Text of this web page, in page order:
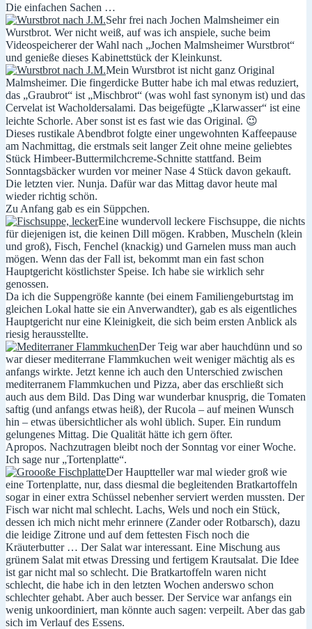
Die einfachen Sachen …
Sehr frei nach Jochen Malmsheimer ein
Wurstbrot. Wer nicht weiß, auf was ich anspiele, suche beim
Videospeicherer der Wahl nach „Jochen Malmsheimer Wurstbrot“
und genieße dieses Kabinettstück der Kleinkunst.
Mein Wurstbrot ist nicht ganz Original
Malmsheimer. Die fingerdicke Butter habe ich mal etwas reduziert,
das „Graubrot“ ist „Mischbrot“ (was wohl fast synonym ist) und das
Cervelat ist Wacholdersalami. Das beigefügte „Klarwasser“ ist eine
leichte Schorle. Aber sonst ist es fast wie das Original. 😉
Dieses rustikale Abendbrot folgte einer ungewohnten Kaffeepause
am Nachmittag, die erstmals seit langer Zeit ohne meine geliebtes
Stück Himbeer-Buttermilchcreme-Schnitte stattfand. Beim
Sonntagsbäcker wurden vor meiner Nase 4 Stück davon gekauft.
Die letzten vier. Nunja. Dafür war das Mittag davor heute mal
wieder richtig schön.
Zu Anfang gab es ein Süppchen.
Eine wundervoll leckere Fischsuppe, die nichts
für diejenigen ist, die keinen Dill mögen. Krabben, Muscheln (klein
und groß), Fisch, Fenchel (knackig) und Garnelen muss man auch
mögen. Wenn das der Fall ist, bekommt man ein fast schon
Hauptgericht köstlichster Speise. Ich habe sie wirklich sehr
genossen.
Da ich die Suppengröße kannte (bei einem Familiengeburtstag im
gleichen Lokal hatte sie ein Anverwandter), gab es als eigentliches
Hauptgericht nur eine Kleinigkeit, die sich beim ersten Anblick als
riesig herausstellte.
Der Teig war aber hauchdünn und so
war dieser mediterrane Flammkuchen weit weniger mächtig als es
anfangs wirkte. Jetzt kenne ich auch den Unterschied zwischen
mediterranem Flammkuchen und Pizza, aber das erschließt sich
auch aus dem Bild. Das Ding war wunderbar knusprig, die Tomaten
saftig (und anfangs etwas heiß), der Rucola – auf meinen Wunsch
hin – etwas übersichtlicher als wohl üblich. Super. Ein rundum
gelungenes Mittag. Die Qualität hätte ich gern öfter.
Apropos. Nachzutragen bleibt noch der Sonntag vor einer Woche.
Ich sage nur „Tortenplatte“.
Der Hauptteller war mal wieder groß wie
eine Tortenplatte, nur, dass diesmal die begleitenden Bratkartoffeln
sogar in einer extra Schüssel nebenher serviert werden mussten. Der
Fisch war nicht mal schlecht. Lachs, Wels und noch ein Stück,
dessen ich mich nicht mehr erinnere (Zander oder Rotbarsch), dazu
die leidige Zitrone und auf dem fettesten Fisch noch die
Kräuterbutter … Der Salat war interessant. Eine Mischung aus
grünem Salat mit etwas Dressing und fertigem Krautsalat. Die Idee
ist gar nicht mal so schlecht. Die Bratkartoffeln waren nicht
schlecht, die habe ich in den letzten Wochen anderswo schon
schlechter gehabt. Aber auch besser. Der Service war anfangs ein
wenig unkoordiniert, man könnte auch sagen: verpeilt. Aber das gab
sich im Verlauf des Essens.